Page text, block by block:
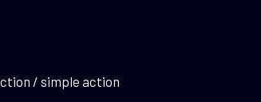
/ simple action